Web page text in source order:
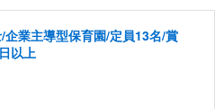
企業主導型保育園/定員13名/賞
以上